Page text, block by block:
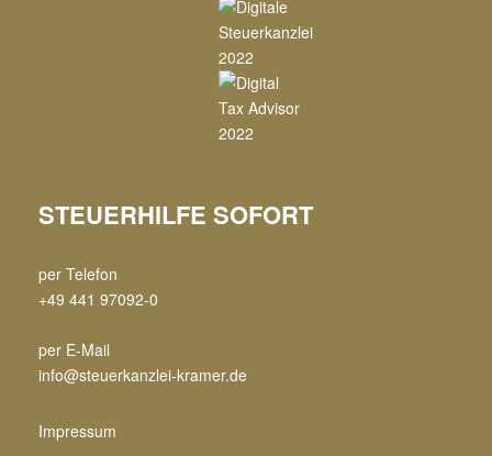
STEUERHILFE SOFORT
per Telefon
+49 441 97092-0
per E-Mail
info@steuerkanzlei-kramer.de
Impressum